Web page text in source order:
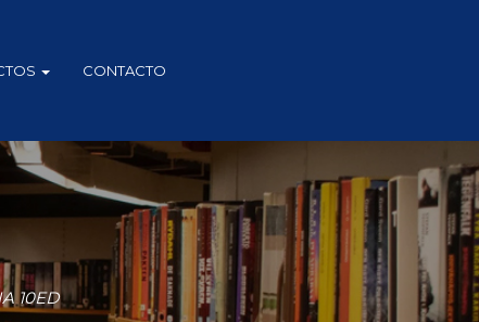
CONTACTO
10ED